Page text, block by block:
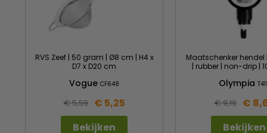
RVS Zeef | 50 gram | Ø8 cm | H4 x
D7 x D20 cm
Vogue CF648
€ 5,59
€ 5,25
Bekijken
Maatschenker hendel
| rubber | non-drip |
Olympia
€ 9,19
€
Bekijken